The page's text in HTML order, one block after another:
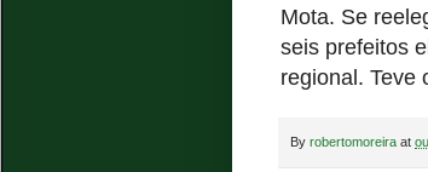
Mota. Se
seis prefeitos
regional. Teve
By robertomoreira at